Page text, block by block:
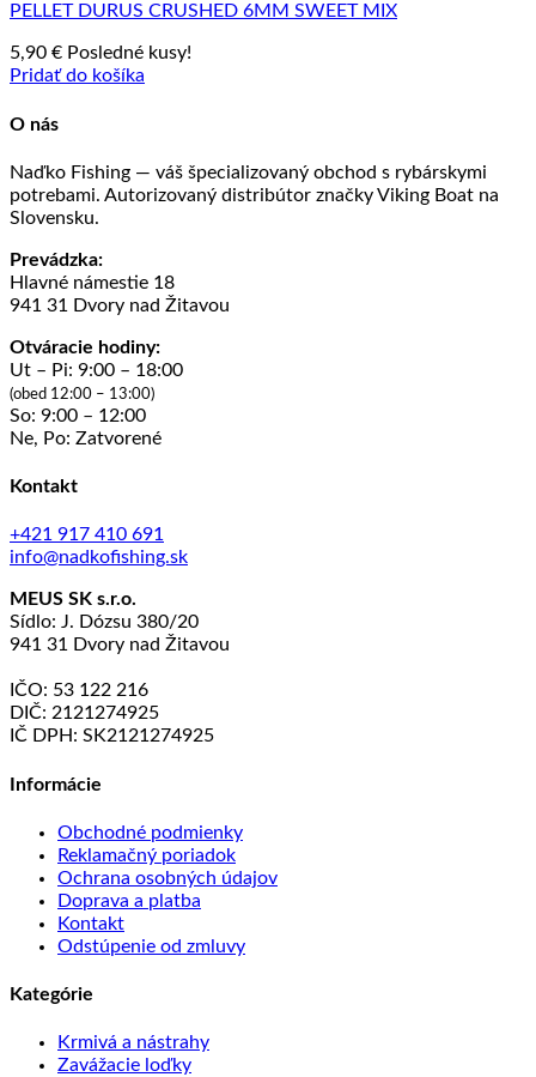
PELLET DURUS CRUSHED 6MM SWEET MIX
5,90 € Posledné kusy!
Pridať do košíka
O nás
Naďko Fishing — váš špecializovaný obchod s rybárskymi
potrebami. Autorizovaný distribútor značky Viking Boat na
Slovensku.
Prevádzka:
Hlavné námestie 18
941 31 Dvory nad Žitavou
Otváracie hodiny:
Ut – Pi: 9:00 – 18:00
(obed 12:00 – 13:00)
So: 9:00 – 12:00
Ne, Po: Zatvorené
Kontakt
+421 917 410 691
info@nadkofishing.sk
MEUS SK s.r.o.
Sídlo: J. Dózsu 380/20
941 31 Dvory nad Žitavou
IČO: 53 122 216
DIČ: 2121274925
IČ DPH: SK2121274925
Informácie
Obchodné podmienky
Reklamačný poriadok
Ochrana osobných údajov
Doprava a platba
Kontakt
Odstúpenie od zmluvy
Kategórie
Krmivá a nástrahy
Zavážacie loďky